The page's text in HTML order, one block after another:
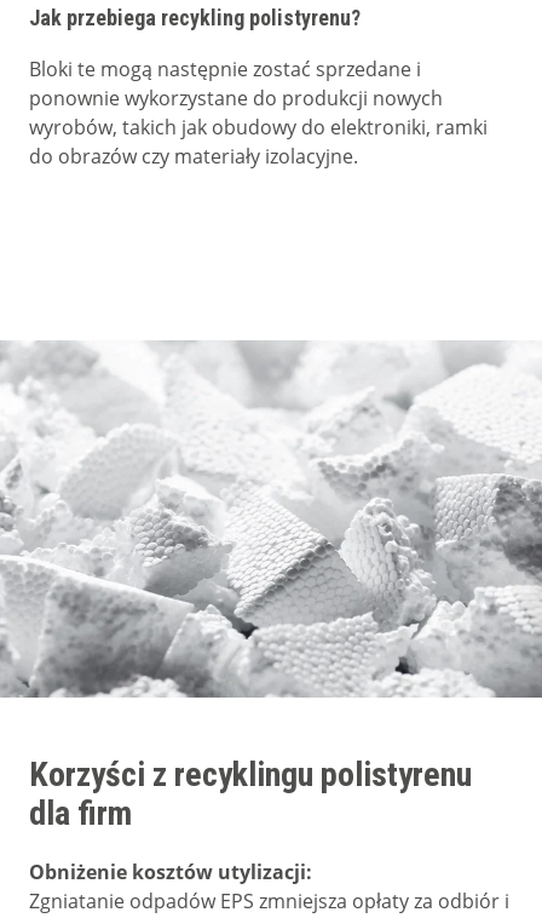
Jak przebiega recykling polistyrenu?
Bloki te mogą następnie zostać sprzedane i
ponownie wykorzystane do produkcji nowych
wyrobów, takich jak obudowy do elektroniki, ramki
do obrazów czy materiały izolacyjne.
Korzyści z recyklingu polistyrenu
dla firm
Obniżenie kosztów utylizacji:
Zgniatanie odpadów EPS zmniejsza opłaty za odbiór i